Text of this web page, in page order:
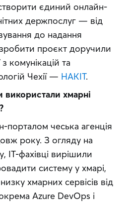
єдиний онлайн-
держпослуг — від
до надання
проєкт доручили
з комунікацій та
Чехії — НАКІТ.
хмарні
чеська агенція
року. З огляду на
ІТ-фахівці вирішили
низку хмарних сервісів від
Azure DevOps і